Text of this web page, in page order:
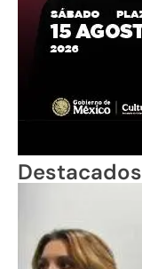
Destacados